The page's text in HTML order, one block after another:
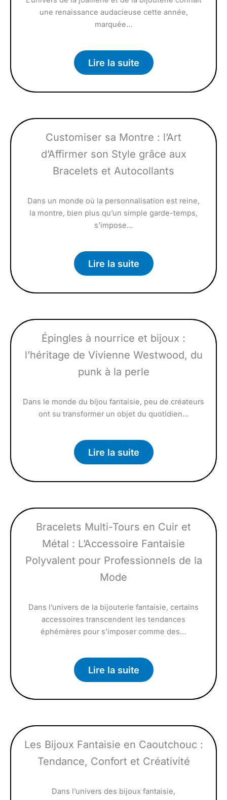
une renaissance audacieuse cette année,
marquée…
Lire la suite
Customiser sa Montre : l’Art
d’Affirmer son Style grâce aux
Bracelets et Autocollants
Dans un monde où la personnalisation est reine,
la montre, bien plus qu’un simple garde-temps,
s’impose…
Lire la suite
Épingles à nourrice et bijoux :
l’héritage de Vivienne Westwood, du
punk à la perle
Dans le monde du bijou fantaisie, peu de créateurs
ont su transformer un objet du quotidien…
Lire la suite
Bracelets Multi-Tours en Cuir et
Métal : L’Accessoire Fantaisie
Polyvalent pour Professionnels de la
Mode
Dans l’univers de la bijouterie fantaisie, certains
accessoires transcendent les tendances
éphémères pour s’imposer comme des…
Lire la suite
Les Bijoux Fantaisie en Caoutchouc :
Tendance, Confort et Créativité
Dans l’univers des bijoux fantaisie,